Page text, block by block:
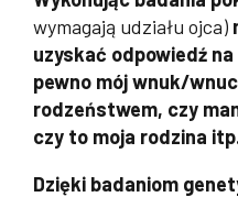
wymagają udziału ojca)
uzyskać odpowiedź
pewno mój wnuk/
rodzeństwem, czy
czy to moja rodzina
Dzięki badaniom